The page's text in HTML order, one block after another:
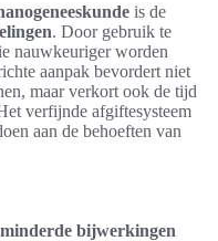
is de
. Door gebruik te
nauwkeuriger worden
aanpak bevordert niet
maar verkort ook de tijd
verfijnde afgiftesysteem
aan de behoeften van
bijwerkingen